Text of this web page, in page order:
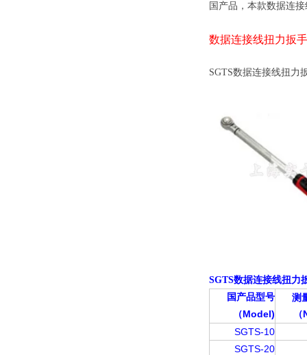
国产品，本款数据连
数据连接线扭力扳
SGTS数据连接线扭力
SGTS数据连接线扭力
国产品型号
（Model)
测
SGTS-10
SGTS-20